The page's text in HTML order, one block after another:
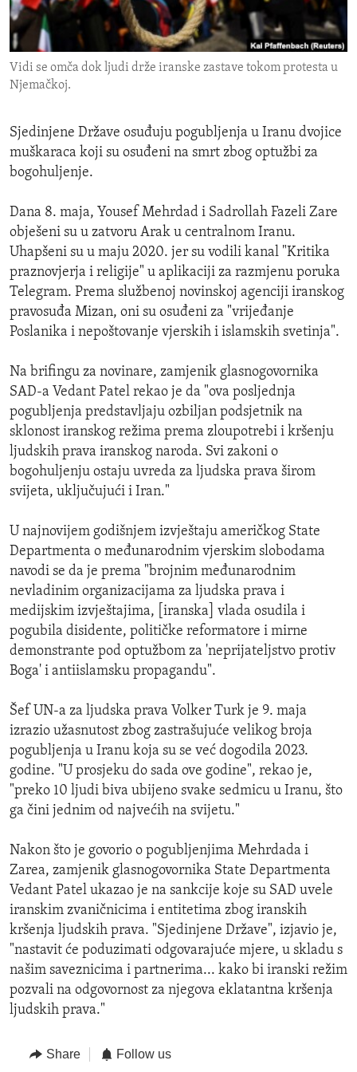
ENVIRONMENT AND HEALTH
IDEALS AND INSTITUTIONS
Vidi se omča dok ljudi drže iranske zastave tokom protesta u
Njemačkoj.
Sjedinjene Države osuđuju pogubljenja u Iranu dvojice
muškaraca koji su osuđeni na smrt zbog optužbi za
bogohuljenje.
Dana 8. maja, Yousef Mehrdad i Sadrollah Fazeli Zare
obješeni su u zatvoru Arak u centralnom Iranu.
Uhapšeni su u maju 2020. jer su vodili kanal "Kritika
praznovjerja i religije" u aplikaciji za razmjenu poruka
Telegram. Prema službenoj novinskoj agenciji iranskog
pravosuđa Mizan, oni su osuđeni za "vrijeđanje
Poslanika i nepoštovanje vjerskih i islamskih svetinja".
Na brifingu za novinare, zamjenik glasnogovornika
SAD-a Vedant Patel rekao je da "ova posljednja
pogubljenja predstavljaju ozbiljan podsjetnik na
sklonost iranskog režima prema zloupotrebi i kršenju
ljudskih prava iranskog naroda. Svi zakoni o
bogohuljenju ostaju uvreda za ljudska prava širom
svijeta, uključujući i Iran."
U najnovijem godišnjem izvještaju američkog State
Departmenta o međunarodnim vjerskim slobodama
navodi se da je prema "brojnim međunarodnim
nevladinim organizacijama za ljudska prava i
medijskim izvještajima, [iranska] vlada osudila i
pogubila disidente, političke reformatore i mirne
demonstrante pod optužbom za 'neprijateljstvo protiv
Boga' i antiislamsku propagandu".
Šef UN-a za ljudska prava Volker Turk je 9. maja
izrazio užasnutost zbog zastrašujuće velikog broja
pogubljenja u Iranu koja su se već dogodila 2023.
godine. "U prosjeku do sada ove godine", rekao je,
"preko 10 ljudi biva ubijeno svake sedmicu u Iranu, što
ga čini jednim od najvećih na svijetu."
Nakon što je govorio o pogubljenjima Mehrdada i
Zarea, zamjenik glasnogovornika State Departmenta
Vedant Patel ukazao je na sankcije koje su SAD uvele
iranskim zvaničnicima i entitetima zbog iranskih
kršenja ljudskih prava. "Sjedinjene Države", izjavio je,
"nastavit će poduzimati odgovarajuće mjere, u skladu s
našim saveznicima i partnerima... kako bi iranski režim
pozvali na odgovornost za njegova eklatantna kršenja
ljudskih prava."
Share Follow us